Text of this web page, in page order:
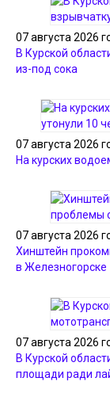
07 августа 2026
В Курской
из-под сока
07 августа 2026
На курских
07 августа 2026
Хинштейн
в Железногорске
07 августа 2026
В Курской
площади ради